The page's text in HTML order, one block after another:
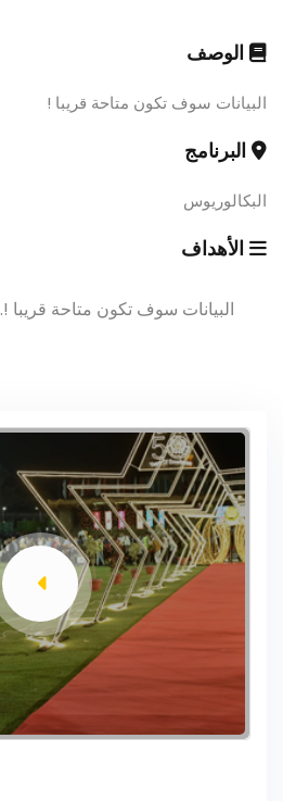
الوصف
البيانات سوف تكون متاحة قريبا !
البرنامج
البكالوريوس
الأهداف
البيانات سوف تكون متاحة قريبا !.